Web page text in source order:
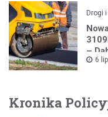
Drogi
–
6
Kronika